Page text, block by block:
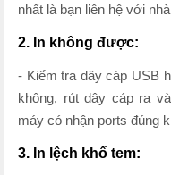
nhất là bạn liên hệ với
2. In không được:
- Kiểm tra dây cáp USB
không, rút dây cáp ra
máy có nhận ports đúng
3. In lệch khổ tem: